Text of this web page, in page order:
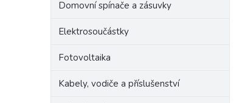
Domovní spínače a zásuvky
Elektrosoučástky
Fotovoltaika
Kabely, vodiče a příslušenství